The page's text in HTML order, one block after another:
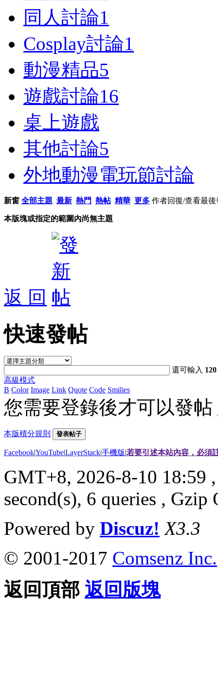
同人討論1
Cosplay討論1
動漫精品5
遊戲討論16
桌上遊戲
其他討論5
外地動漫電玩節討論
新窗 全部主題 最新 熱門 熱帖 精華 更多 作者回復/查看最後
本版塊或指定的範圍內尚無主題
返 回
快速發帖
還可輸入 120
高級模式
B Color Image Link Quote Code Smilies
您需要登錄後才可以發帖
本版積分規則 發表帖子
Facebook|YouTube|LayerStack|手機版|若要引述本站內容，必須
GMT+8, 2026-8-10 18:59
second(s), 6 queries , Gzip
Powered by Discuz! X3.3
© 2001-2017 Comsenz Inc.
返回頂部 返回版塊